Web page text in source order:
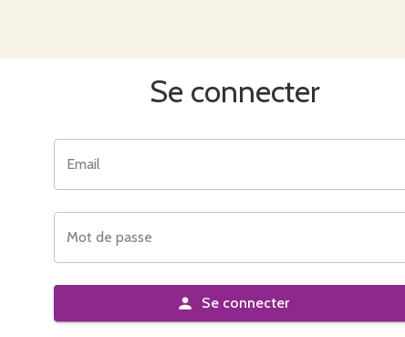
Se connecter
Email
Mot de passe
Se connecter